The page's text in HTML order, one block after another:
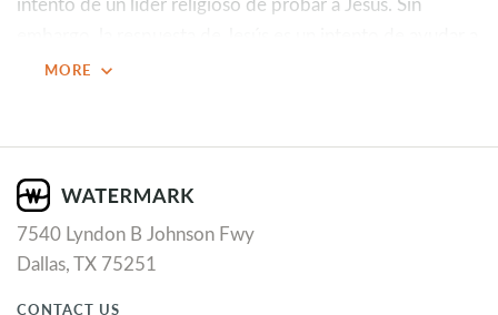
este hombre a ver quién es en realidad ante los ojos de
1. ¿Qué debemos hacer para heredar la vida eterna?
Esta es la pregunta más importante que podemos
hacernos porque tiene un impacto terrenal y eterno.
MORE expand_more
7540 Lyndon B Johnson Fwy
Dallas, TX 75251
CONTACT US